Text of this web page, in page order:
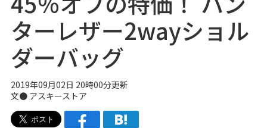
ターレザー2wayショル
ダーバッグ
2019年09月02日 20時00分更新
文● アスキーストア